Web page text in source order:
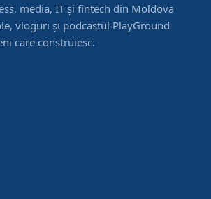
media, IT și fintech din Moldova
vloguri și podcastul PlayGround
care construiesc.